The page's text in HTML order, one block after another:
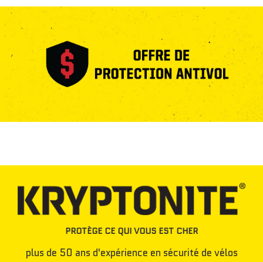
PROTÈGE CE QUI VOUS EST CHER
plus de 50 ans d'expérience en sécurité de vélos